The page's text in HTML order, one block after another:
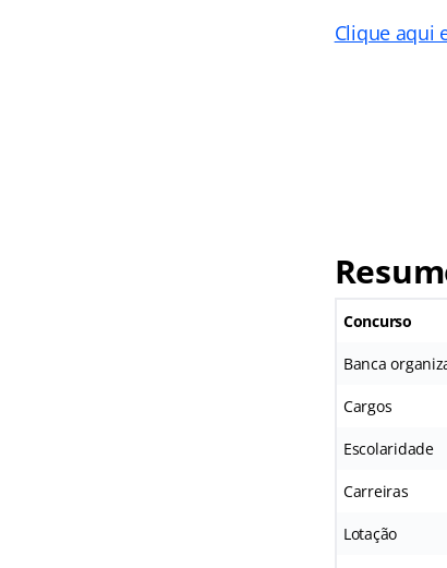
Clique aqui
Concurso
Banca
Cargos
Escolaridade
Carreiras
Lotação